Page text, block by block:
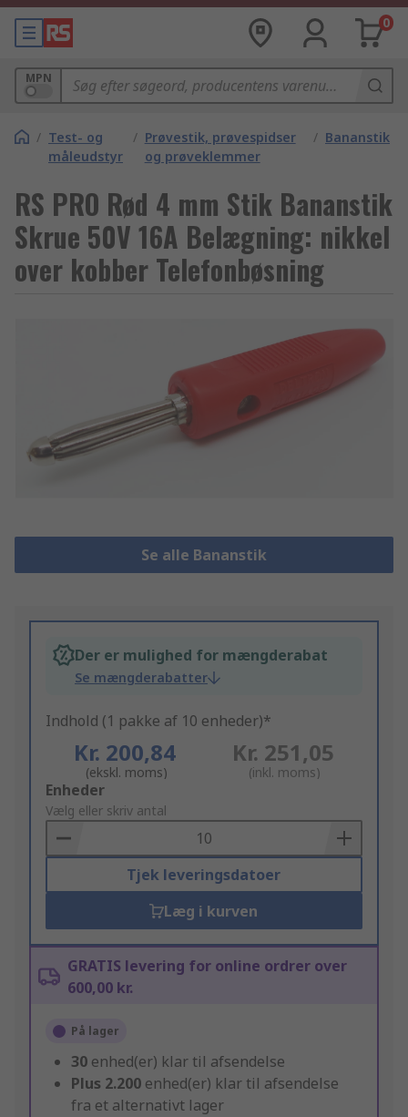
0
MPN
/ Test- og
måleudstyr
/ Prøvestik, prøvespidser
og prøveklemmer
/ Bananstik
RS PRO Rød 4 mm Stik Bananstik
Skrue 50V 16A Belægning: nikkel
over kobber Telefonbøsning
Se alle Bananstik
Der er mulighed for mængderabat
Se mængderabatter
Indhold (1 pakke af 10 enheder)*
Kr. 200,84
(ekskl. moms)
Kr. 251,05
(inkl. moms)
Add
to
Basket
Enheder
Vælg eller skriv antal
Tjek leveringsdatoer
Læg i kurven
GRATIS levering for online ordrer over
600,00 kr.
På lager
30 enhed(er) klar til afsendelse
Plus 2.200 enhed(er) klar til afsendelse
fra et alternativt lager